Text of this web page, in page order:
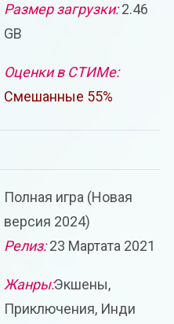
Размер загрузки:2.46
GB
Оценки в СТИМе:
Смешанные 55%
Полная игра (Новая
версия 2024)
Релиз:23 Мартата 2021
Жанры:Экшены,
Приключения, Инди